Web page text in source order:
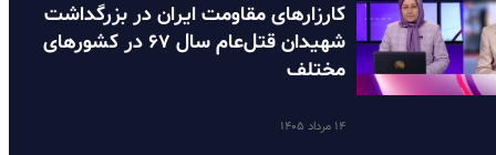
کارزارهای مقاومت ایران در بزرگداشت
شهیدان قتل‌عام سال ۶۷ در کشورهای
مختلف
۱۴ مرداد ۱۴۰۵